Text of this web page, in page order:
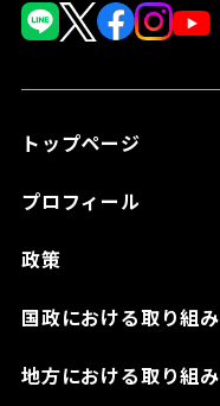
トップページ
プロフィール
政策
国政における取り組み
地方における取り組み